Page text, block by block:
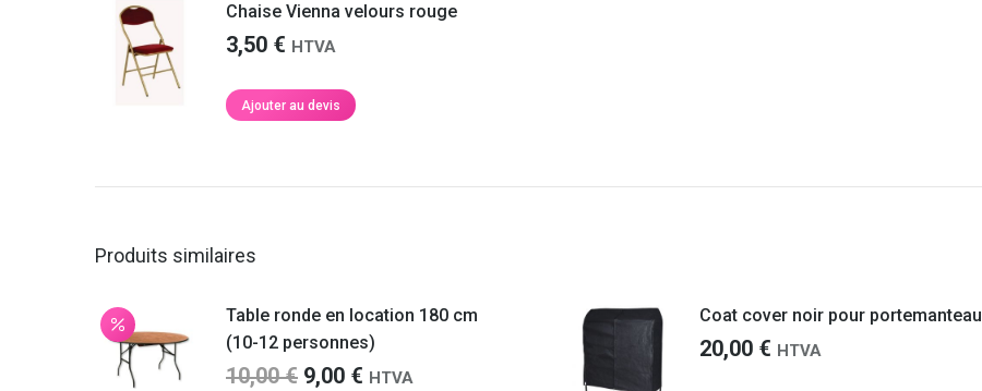
Chaise Vienna velours rouge
3,50 € HTVA
Ajouter au devis
Produits similaires
Table ronde en location 180 cm
(10-12 personnes)
10,00€ Le
9,00 € Le
HTVA
Coat cover noir pour portemanteau
20,00 € HTVA